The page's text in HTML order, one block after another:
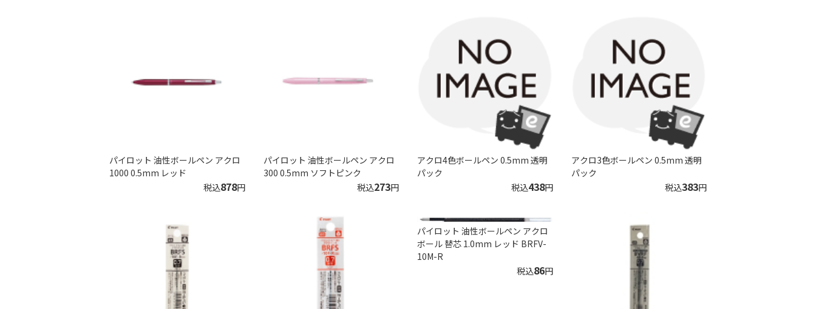
パイロット 油性ボールペン アクロ
1000 0.5mm レッド
税込878円
パイロット 油性ボールペン アクロ
300 0.5mm ソフトピンク
税込273円
アクロ4色ボールペン 0.5mm 透明
パック
税込438円
アクロ3色ボールペン 0.5mm 透明
パック
税込383円
パイロット 油性ボールペン アクロ
ボール 替芯 1.0mm レッド BRFV-
10M-R
税込86円